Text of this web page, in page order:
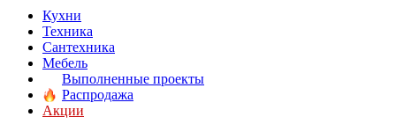
Кухни
Техника
Сантехника
Мебель
Выполненные проекты
Распродажа
Акции